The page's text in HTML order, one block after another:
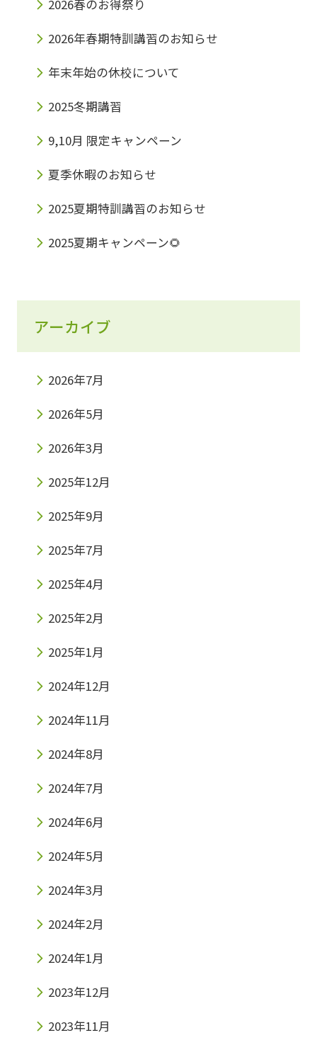
2026春のお得祭り
2026年春期特訓講習のお知らせ
年末年始の休校について
2025冬期講習
9,10月 限定キャンペーン
夏季休暇のお知らせ
2025夏期特訓講習のお知らせ
2025夏期キャンペーン🌻
アーカイブ
2026年7月
2026年5月
2026年3月
2025年12月
2025年9月
2025年7月
2025年4月
2025年2月
2025年1月
2024年12月
2024年11月
2024年8月
2024年7月
2024年6月
2024年5月
2024年3月
2024年2月
2024年1月
2023年12月
2023年11月